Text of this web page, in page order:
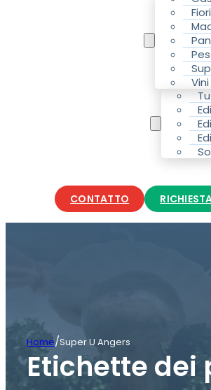
CONTATTO
Home/Super U Angers
Etichette dei